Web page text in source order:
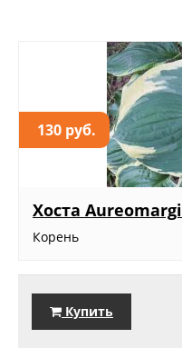
130 руб.
Хоста
Корень
Купить